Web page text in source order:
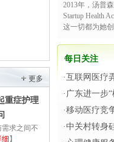
更多
重症护理
求之间不
细 】
2013年，汤普
Startup Health
这一切都为她
每日关注
·互联网医疗
·广东进一步
·移动医疗竞
·中关村转身